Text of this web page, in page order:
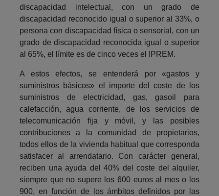
discapacidad intelectual, con un grado de
discapacidad reconocido igual o superior al 33%, o
persona con discapacidad física o sensorial, con un
grado de discapacidad reconocida igual o superior
al 65%, el límite es de cinco veces el IPREM.
A estos efectos, se entenderá por «gastos y
suministros básicos» el importe del coste de los
suministros de electricidad, gas, gasoil para
calefacción, agua corriente, de los servicios de
telecomunicación fija y móvil, y las posibles
contribuciones a la comunidad de propietarios,
todos ellos de la vivienda habitual que corresponda
satisfacer al arrendatario. Con carácter general,
reciben una ayuda del 40% del coste del alquiler,
siempre que no supere los 600 euros al mes o los
900, en función de los ámbitos definidos por las